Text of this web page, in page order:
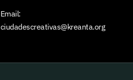
Email:
ciudadescreativas@kreanta.org